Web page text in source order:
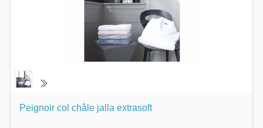
Peignoir col châle jalla extrasoft